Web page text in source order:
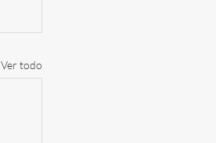
Ver todo